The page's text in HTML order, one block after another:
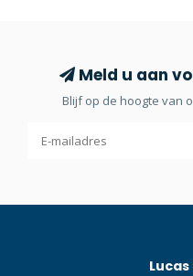
Meld u aan
Blijf op de hoogte van